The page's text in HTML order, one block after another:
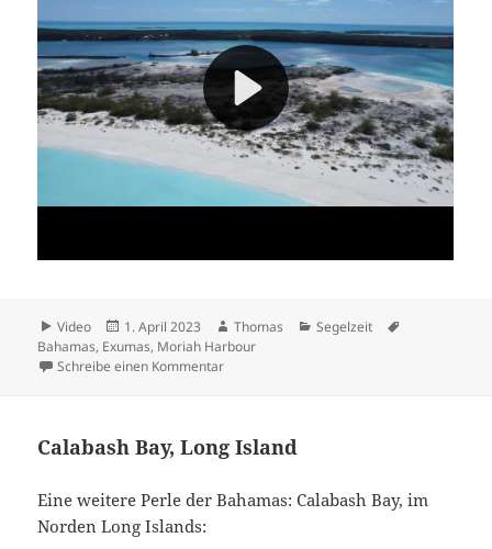
Format
Video
Veröffentlicht
am
1. April 2023 Autor
Thomas Kategorien
Segelzeit
Bahamas, Exumas, Moriah Harbour
Schreibe einen Kommentarzu Moriah Harbour
Calabash Bay, Long Island
Eine weitere Perle der Bahamas: Calabash Bay, im
Norden Long Islands: